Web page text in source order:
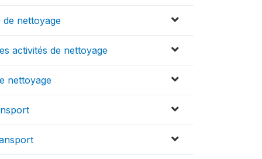
de nettoyage
activités de nettoyage
nettoyage